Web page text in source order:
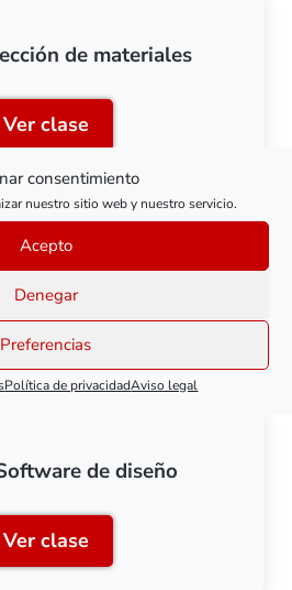
consentimiento
nuestro sitio web y nuestro servicio.
Acepto
Denegar
Preferencias
Política de privacidadAviso legal
de materiales
Ver claseClase 2: Elección de
y modelado 3D
Ver claseClase 3: Diseño y
de diseño
Ver claseClase 4: Software de